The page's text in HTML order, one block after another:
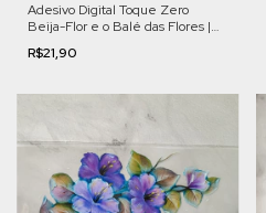
Adesivo Digital Toque Zero
Beija-Flor e o Balé das Flores |
Cod. FL005
R$21,90